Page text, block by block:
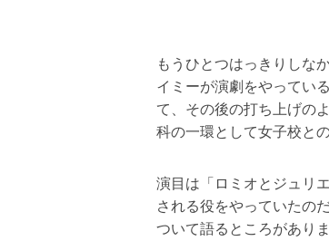
もうひとつはっきりしな
イミーが演劇をやってい
て、その後の打ち上げの
科の一環として女子校と
演目は「ロミオとジュリ
される役をやっていたの
ついて語るところがあり